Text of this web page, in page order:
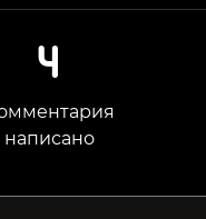
4
написано